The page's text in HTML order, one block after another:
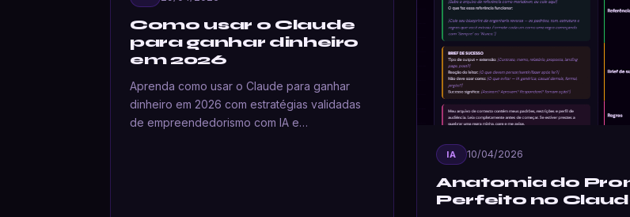
Como usar o Claude
para ganhar dinheiro
em 2026
Aprenda como usar o Claude para ganhar
dinheiro em 2026 com estratégias validadas
de empreendedorismo com IA e…
IA 10/04/2026
Anatomia do
Perfeito no